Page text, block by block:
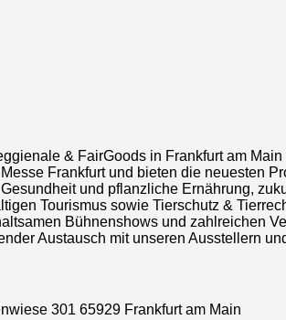
& FairGoods in Frankfurt am
Frankfurt und bieten die neuesten
und pflanzliche Ernährung,
Tourismus sowie Tierschutz &
Bühnenshows und zahlreichen
Austausch mit unseren Ausstellern
301 65929 Frankfurt am Main